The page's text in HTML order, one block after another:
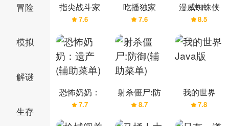
冒险
模拟
解谜
生存
指尖战斗家
7.6
吃播独家
7.6
漫威蜘蛛侠
迈尔斯(自制
8.5
恐怖奶奶：
遗产(辅助菜
单)
7.7
射杀僵尸:防
御(辅助菜单)
8.7
我的世界
Java版
7.8